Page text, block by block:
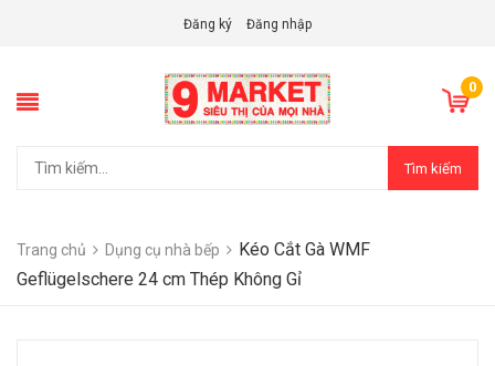
Đăng ký Đăng nhập
0
Tìm kiếm
Trang chủ Dụng cụ nhà bếp
Kéo Cắt Gà WMF
Geflügelschere 24 cm Thép Không Gỉ